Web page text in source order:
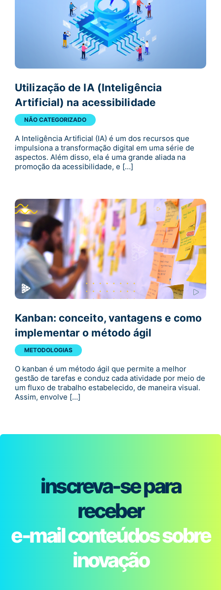
Utilização de IA (Inteligência
Artificial) na acessibilidade
NÃO CATEGORIZADO
A Inteligência Artificial (IA) é um dos recursos que
impulsiona a transformação digital em uma série de
aspectos. Além disso, ela é uma grande aliada na
promoção da acessibilidade, e […]
Kanban: conceito, vantagens e como
implementar o método ágil
METODOLOGIAS
O kanban é um método ágil que permite a melhor
gestão de tarefas e conduz cada atividade por meio de
um fluxo de trabalho estabelecido, de maneira visual.
Assim, envolve […]
inscreva-se para
receber
e-mail conteúdos sobre
inovação